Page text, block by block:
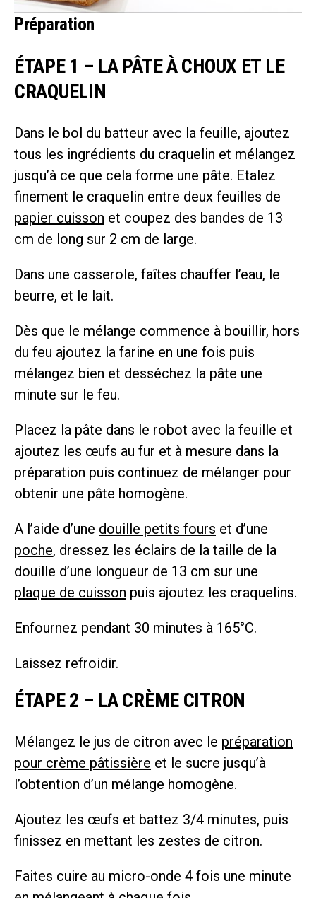
Préparation
ÉTAPE 1 – LA PÂTE À CHOUX ET LE
CRAQUELIN
Dans le bol du batteur avec la feuille, ajoutez
tous les ingrédients du craquelin et mélangez
jusqu’à ce que cela forme une pâte. Etalez
finement le craquelin entre deux feuilles de
papier cuisson et coupez des bandes de 13
cm de long sur 2 cm de large.
Dans une casserole, faîtes chauffer l’eau, le
beurre, et le lait.
Dès que le mélange commence à bouillir, hors
du feu ajoutez la farine en une fois puis
mélangez bien et desséchez la pâte une
minute sur le feu.
Placez la pâte dans le robot avec la feuille et
ajoutez les œufs au fur et à mesure dans la
préparation puis continuez de mélanger pour
obtenir une pâte homogène.
A l’aide d’une douille petits fours et d’une
poche, dressez les éclairs de la taille de la
douille d’une longueur de 13 cm sur une
plaque de cuisson puis ajoutez les craquelins.
Enfournez pendant 30 minutes à 165°C.
Laissez refroidir.
ÉTAPE 2 – LA CRÈME CITRON
Mélangez le jus de citron avec le préparation
pour crème pâtissière et le sucre jusqu’à
l’obtention d’un mélange homogène.
Ajoutez les œufs et battez 3/4 minutes, puis
finissez en mettant les zestes de citron.
Faites cuire au micro-onde 4 fois une minute